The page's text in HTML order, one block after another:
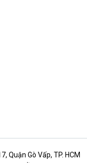
Quận Gò Vấp, TP. HCM